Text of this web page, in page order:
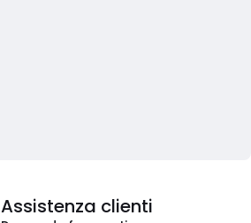
Assistenza clienti